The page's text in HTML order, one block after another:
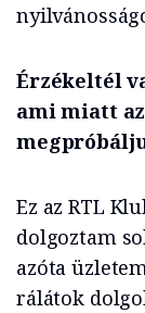
Érzékeltél
ami miatt
Ez az RTL
dolgoztam
azóta
rálátok